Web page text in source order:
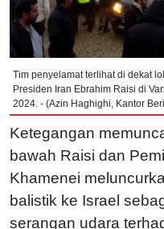
Tim penyelamat terlihat di dekat
Presiden Iran Ebrahim Raisi di
2024. - (Azin Haghighi, Kantor
Ketegangan
bawah Raisi dan
Khamenei
balistik ke Israel
serangan udara